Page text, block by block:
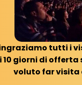
tutti i
giorni di
voluto far visita